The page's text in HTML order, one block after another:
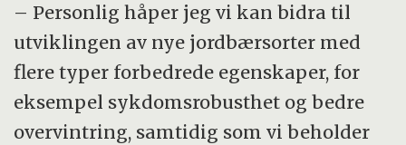
– Personlig håper jeg vi kan bidra til
utviklingen av nye jordbærsorter med
flere typer forbedrede egenskaper, for
eksempel sykdomsrobusthet og bedre
overvintring, samtidig som vi beholder